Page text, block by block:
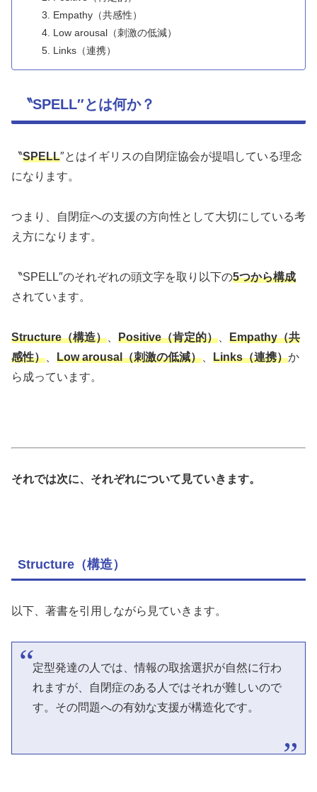
Empathy（共感性）
Low arousal（刺激の低減）
Links（連携）
〝SPELL″とは何か？
〝SPELL″とはイギリスの自閉症協会が提唱している理念
になります。
つまり、自閉症への支援の方向性として大切にしている考
え方になります。
〝SPELL″のそれぞれの頭文字を取り以下の5つから構成
されています。
Structure（構造） Positive（肯定的）
Empathy（共
感性）
Low arousal（刺激の低減） Links（連携）か
ら成っています。
それでは次に、それぞれについて見ていきます。
Structure（構造）
以下、著書を引用しながら見ていきます。
定型発達の人では、情報の取捨選択が自然に行わ
れますが、自閉症のある人ではそれが難しいので
す。その問題への有効な支援が構造化です。